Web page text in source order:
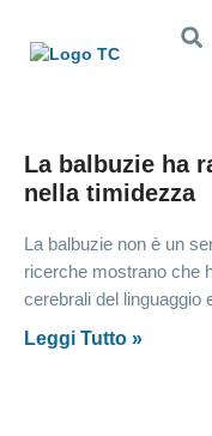
La balbuzie ha
nella timidezza
La balbuzie non è un
ricerche mostrano che
cerebrali del linguaggio
Leggi Tutto »